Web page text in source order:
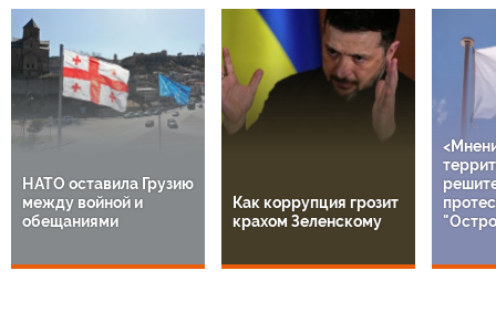
НАТО оставила Грузию
между войной и
обещаниями
Как коррупция грозит
крахом Зеленскому